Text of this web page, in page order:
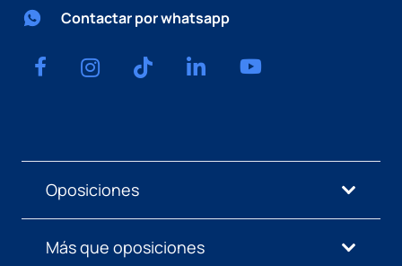
Contactar por whatsapp
Oposiciones
Más que oposiciones